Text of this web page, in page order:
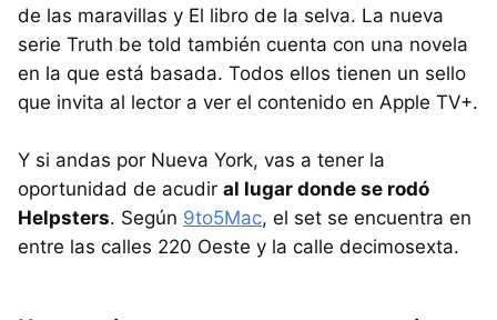
de las maravillas y El libro de la selva. La nueva
serie Truth be told también cuenta con una novela
en la que está basada. Todos ellos tienen un sello
que invita al lector a ver el contenido en Apple TV+.
Y si andas por Nueva York, vas a tener la
oportunidad de acudir al lugar donde se rodó
Helpsters. Según 9to5Mac, el set se encuentra en
entre las calles 220 Oeste y la calle decimosexta.